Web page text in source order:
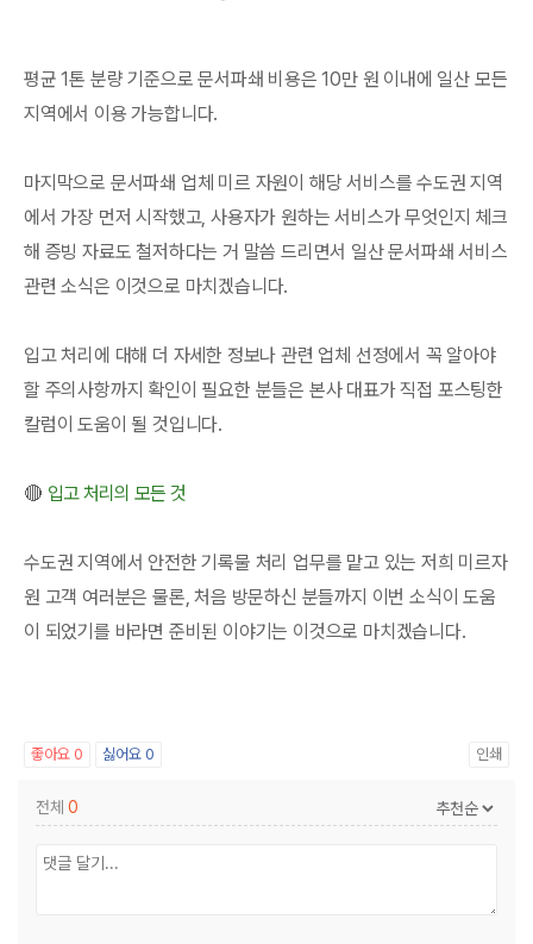
평균 1톤 분량 기준으로 문서파쇄 비용은 10만 원 이내에 일산 모든
지역에서 이용 가능합니다.
마지막으로 문서파쇄 업체 미르 자원이 해당 서비스를 수도권 지역
에서 가장 먼저 시작했고, 사용자가 원하는 서비스가 무엇인지 체크
해 증빙 자료도 철저하다는 거 말씀 드리면서 일산 문서파쇄 서비스
관련 소식은 이것으로 마치겠습니다.
입고 처리에 대해 더 자세한 정보나 관련 업체 선정에서 꼭 알아야
할 주의사항까지 확인이 필요한 분들은 본사 대표가 직접 포스팅한
칼럼이 도움이 될 것입니다.
🔴 입고 처리의 모든 것
수도권 지역에서 안전한 기록물 처리 업무를 맡고 있는 저희 미르자
원 고객 여러분은 물론, 처음 방문하신 분들까지 이번 소식이 도움
이 되었기를 바라면 준비된 이야기는 이것으로 마치겠습니다.
좋아요 0 싫어요 0 인쇄
전체0